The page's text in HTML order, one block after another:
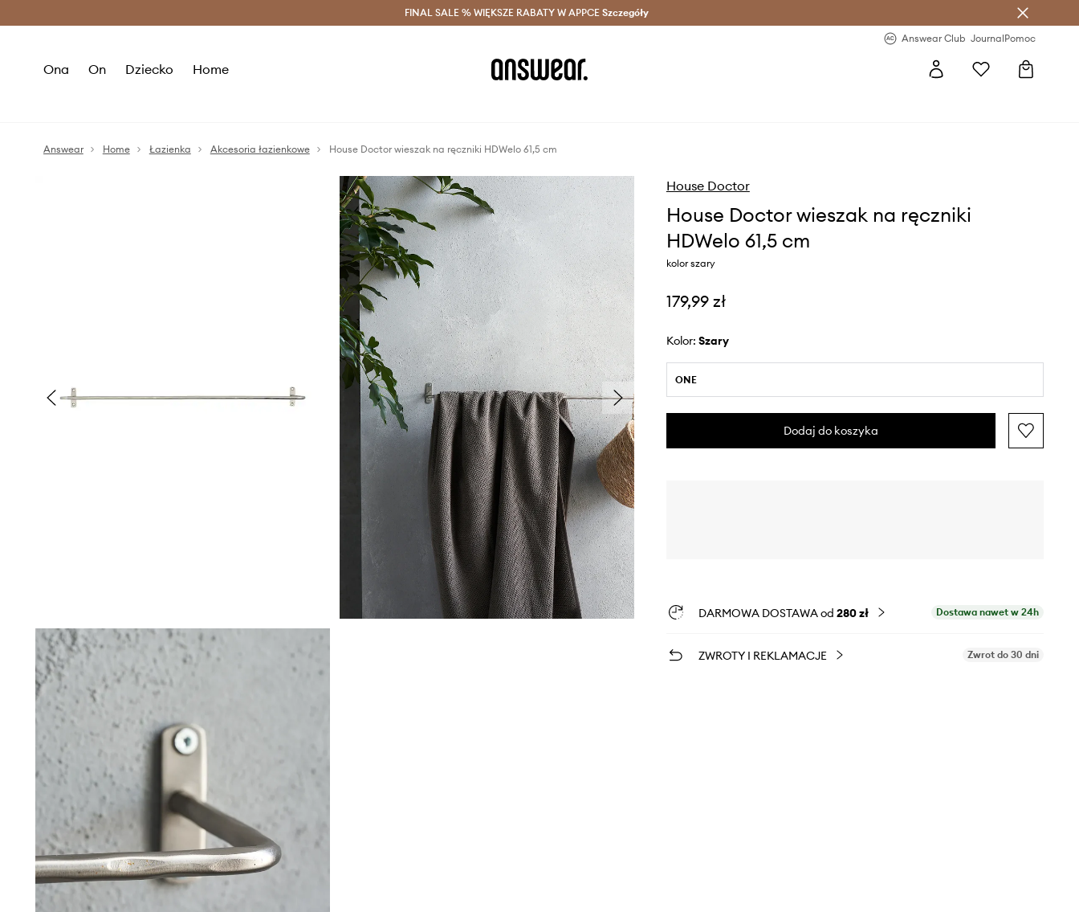
Oszczędzaj z Answear Club > Dostawa nawet w 24h >
FINAL SALE % WIĘKSZE RABATY W APPCE Szczegóły
Answear Club JournalPomoc
Ona On Dziecko Home
Answear Home Łazienka Akcesoria łazienkowe House Doctor wieszak na ręczniki HDWelo 61,5 cm
House Doctor
House Doctor wieszak na ręczniki
HDWelo 61,5 cm
kolor szary
179,99 zł
Kolor: szary
ONE
Dodaj do koszyka
DARMOWA DOSTAWA od 280 zł Dostawa nawet w 24h
ZWROTY I REKLAMACJE Zwrot do 30 dni